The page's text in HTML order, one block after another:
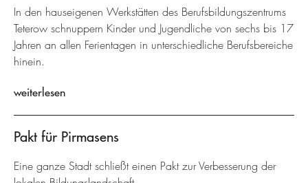
In den hauseigenen Werkstätten des Berufsbildungszentrums
Teterow schnuppern Kinder und Jugendliche von sechs bis 17
Jahren an allen Ferientagen in unterschiedliche Berufsbereiche
hinein.
weiterlesen
Pakt für Pirmasens
Eine ganze Stadt schließt einen Pakt zur Verbesserung der